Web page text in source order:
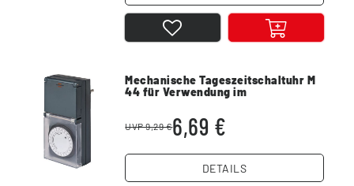
Mechanische Tageszeitschaltuhr M
44 für Verwendung im
UVP 9,29 €6,69 €
DETAILS